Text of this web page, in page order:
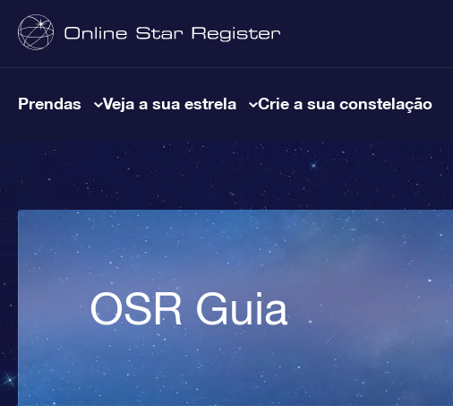
Prendas Veja a sua estrela Crie a sua constelação
OSR Guia